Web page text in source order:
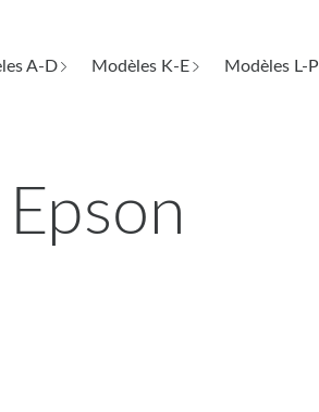
A-D Modèles K-E Modèles L-P
Epson